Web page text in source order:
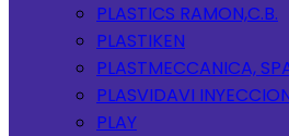
PLASTICS RAMON,C.B.
PLASTIKEN
PLASTMECCANICA,
PLASVIDAVI
PLAY